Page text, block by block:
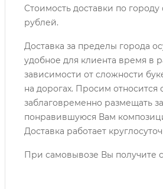
Cтоимость доставки по городу
рублей.
Доставка за пределы города
удобное для клиента время в
зависимости от сложности
на дорогах. Просим
заблаговременно размещать
понравившуюся Вам
Доставка работает
При самовывозе Вы получите